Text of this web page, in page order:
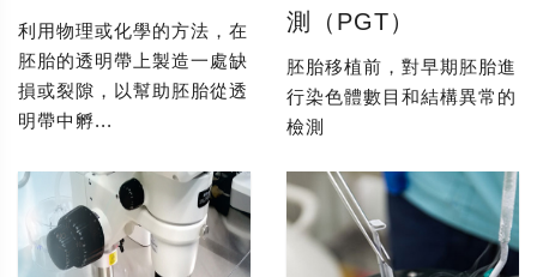
利用物理或化學的方法，在
胚胎的透明帶上製造一處缺
損或裂隙，以幫助胚胎從透
明帶中孵...
測（PGT）
胚胎移植前，對早期胚胎進
行染色體數目和結構異常的
檢測